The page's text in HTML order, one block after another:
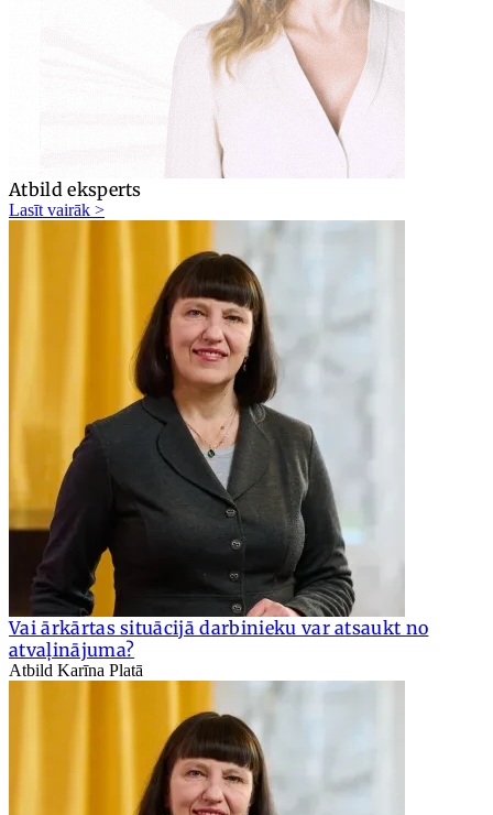
Atbild eksperts
Lasīt vairāk >
Vai ārkārtas situācijā darbinieku var atsaukt no
atvaļinājuma?
Atbild Karīna Platā